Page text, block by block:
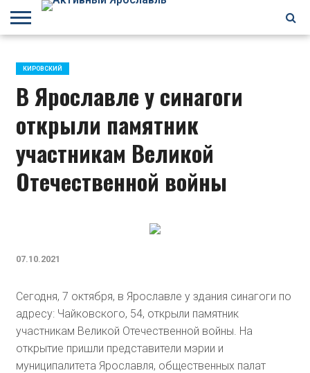
ЗАВОЛГА
КИРОВСКИЙ
НЕФТЕСТРОЙ
ПЕРЕКОП
ПЯТЕРКА
ФРУНЗЕНСКИЙ
ПРОЧЕЕ
КИРОВСКИЙ
В Ярославле у синагоги
открыли памятник
участникам Великой
Отечественной войны
07.10.2021
Сегодня, 7 октября, в Ярославле у здания синагоги по
адресу: Чайковского, 54, открыли памятник
участникам Великой Отечественной войны. На
открытие пришли представители мэрии и
муниципалитета Ярославля, общественных палат